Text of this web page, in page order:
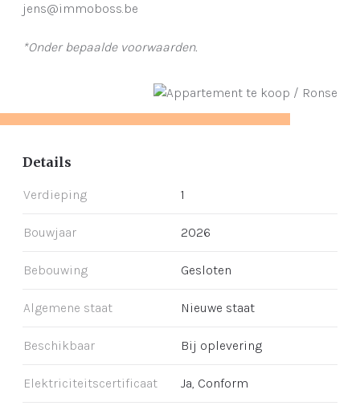
jens@immoboss.be
*Onder bepaalde voorwaarden.
Details
Verdieping 1
Bouwjaar 2026
Bebouwing Gesloten
Algemene staat Nieuwe staat
Beschikbaar Bij oplevering
Elektriciteitscertificaat Ja, Conform